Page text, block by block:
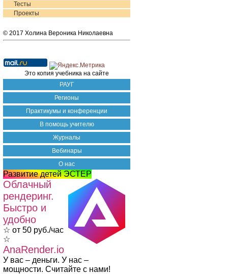
Тесты
Проекты
© 2017 Холина Вероника Николаевна
Это копия учебника на сайте
РАУГ
Регионы
Практикумы и конференции
В помощь учителю
Журналы
Вебинары
О нас
Развитие детей ЭСТЕР
Облачный
рендеринг.
Быстро и
удобно
☆ от 50 руб./час
☆
AnaRender.io
У вас – деньги. У нас –
мощности. Считайте с нами!